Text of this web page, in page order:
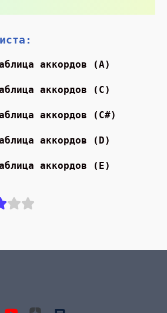
аккордов (A)
аккордов (С)
аккордов (С#)
аккордов (D)
аккордов (E)